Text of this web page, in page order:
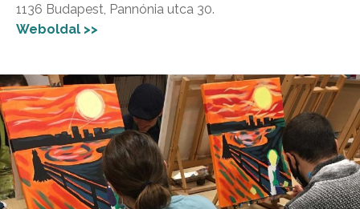
1136 Budapest, Pannónia utca 30.
Weboldal >>